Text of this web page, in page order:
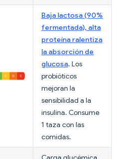
Baja lactosa (90%
fermentada), alta
proteína ralentiza
la absorción de
glucosa. Los
probióticos
mejoran la
sensibilidad a la
insulina. Consume
1 taza con las
comidas.